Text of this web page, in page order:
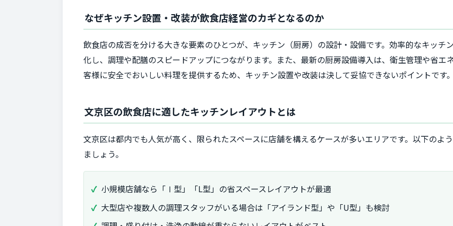
なぜキッチン設置・改装が飲食店経営のカギとなるのか
飲食店の成否を分ける大きな要素のひとつが、キッチン（厨房）の設計・設備です。効率的なキッチ
化し、調理や配膳のスピードアップにつながります。また、最新の厨房設備導入は、衛生管理や省エ
客様に安全でおいしい料理を提供するため、キッチン設置や改装は決して妥協できないポイントです
文京区の飲食店に適したキッチンレイアウトとは
文京区は都内でも人気が高く、限られたスペースに店舗を構えるケースが多いエリアです。以下のよ
ましょう。
小規模店舗なら「Ⅰ型」「L型」の省スペースレイアウトが最適
大型店や複数人の調理スタッフがいる場合は「アイランド型」や「U型」も検討